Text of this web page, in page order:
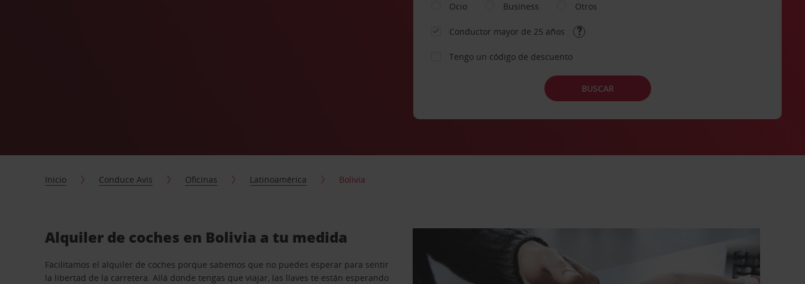
Ocio
Business Otros
Conductor mayor de 25 años
Tengo un código de descuento
BUSCAR
Inicio Conduce Avis Oficinas Latinoamérica Bolivia
Alquiler de coches en Bolivia a tu medida
Facilitamos el alquiler de coches porque sabemos que no puedes esperar para sentir
la libertad de la carretera. Allá donde tengas que viajar, las llaves te están esperando